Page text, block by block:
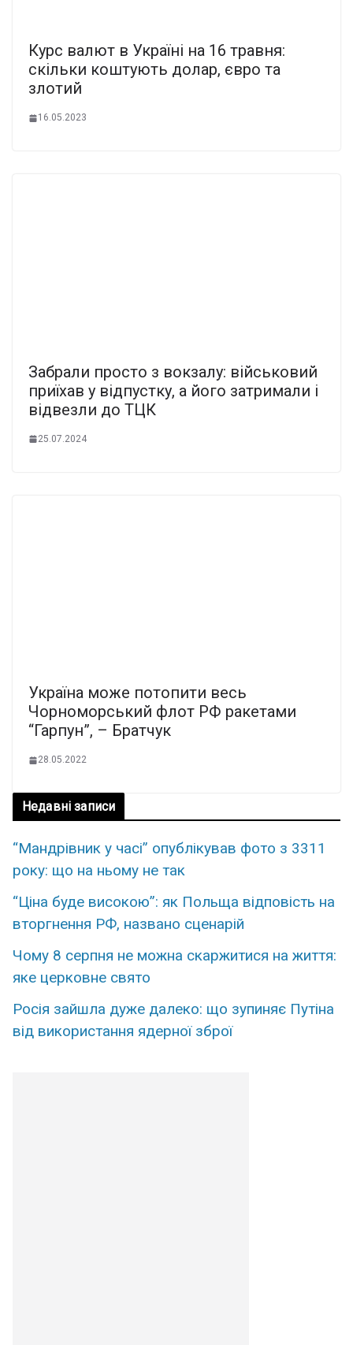
Курс валют в Україні на 16 травня:
скільки коштують долар, євро та
злотий
16.05.2023
Забрали просто з вокзалу: військовий
приїхав у відпустку, а його затримали і
відвезли до ТЦК
25.07.2024
Україна може потопити весь
Чорноморський флот РФ ракетами
“Гарпун”, – Братчук
28.05.2022
Недавні записи
“Мандрівник у часі” опублікував фото з 3311
року: що на ньому не так
“Ціна буде високою”: як Польща відповість на
вторгнення РФ, названо сценарій
Чому 8 серпня не можна скаржитися на життя:
яке церковне свято
Росія зайшла дуже далеко: що зупиняє Путіна
від використання ядерної зброї